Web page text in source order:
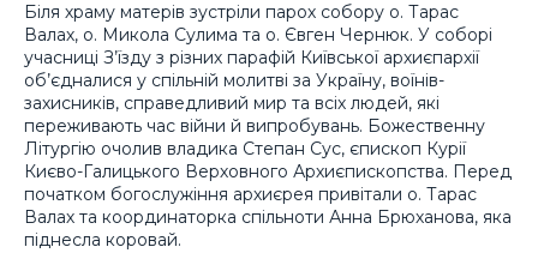
Біля храму матерів зустріли парох собору о. Тарас
Валах, о. Микола Сулима та о. Євген Чернюк. У соборі
учасниці З’їзду з різних парафій Київської архиєпархії
об’єдналися у спільній молитві за Україну, воїнів-
захисників, справедливий мир та всіх людей, які
переживають час війни й випробувань. Божественну
Літургію очолив владика Степан Сус, єпископ Курії
Києво-Галицького Верховного Архиєпископства. Перед
початком богослужіння архиєрея привітали о. Тарас
Валах та координаторка спільноти Анна Брюханова, яка
піднесла коровай.